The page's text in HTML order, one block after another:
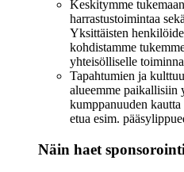
Keskitymme
harrastustoimintaa
Yksittäisten
kohdistamme
yhteisölliselle
Tapahtumien ja
alueemme paikallisiin
kumppanuuden
etua esim.
Näin haet